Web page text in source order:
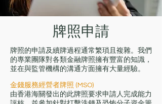
牌照申請
牌照的申請及續牌過程通常繁瑣且複雜。我們
的專業團隊對各類金融牌照擁有豐富的知識，
並在與監管機構的溝通方面擁有大量經驗。
金錢服務經營者牌照 (MSO)
由香港海關發出的此牌照要求申請人完成能力